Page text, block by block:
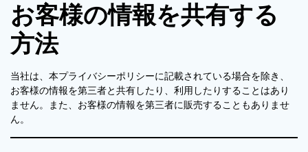
お客様の情報を共有する
方法
当社は、本プライバシーポリシーに記載されている場合を除き、
お客様の情報を第三者と共有したり、利用したりすることはあり
ません。また、お客様の情報を第三者に販売することもありませ
ん。